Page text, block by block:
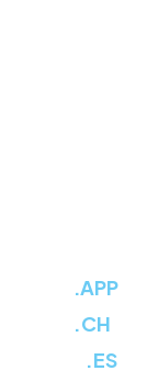
.APP
.CH
.ES